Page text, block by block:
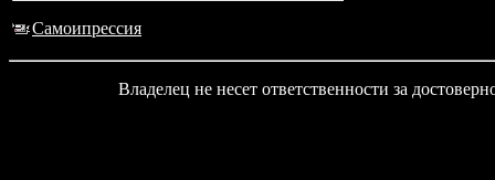
Самоипрессия
Владелец не несет ответственности за